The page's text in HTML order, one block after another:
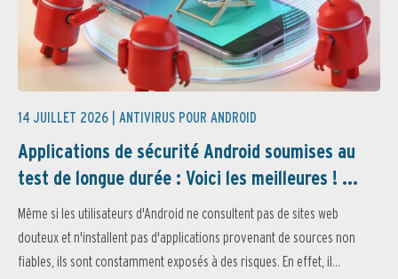
14 JUILLET 2026 | ANTIVIRUS POUR ANDROID
Applications de sécurité Android soumises au
test de longue durée : Voici les meilleures ! ...
Même si les utilisateurs d'Android ne consultent pas de sites web
douteux et n'installent pas d'applications provenant de sources non
fiables, ils sont constamment exposés à des risques. En effet, il...